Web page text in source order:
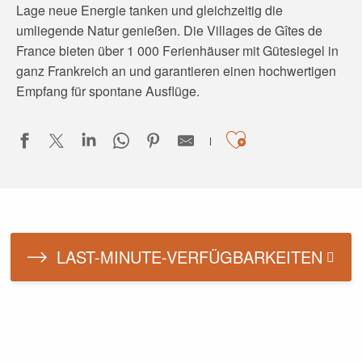
Lage neue Energie tanken und gleichzeitig die
umliegende Natur genießen. Die Villages de Gîtes de
France bieten über 1 000 Ferienhäuser mit Gütesiegel in
ganz Frankreich an und garantieren einen hochwertigen
Empfang für spontane Ausflüge.
Ajouter
LAST-MINUTE-VERFÜGBARKEITEN